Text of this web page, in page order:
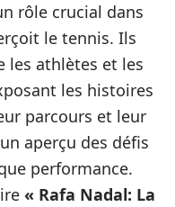
rôle crucial dans
le tennis. Ils
les athlètes et les
les histoires
parcours et leur
aperçu des défis
performance.
« Rafa Nadal: La